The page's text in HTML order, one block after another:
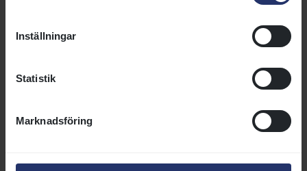
Inställningar
Statistik
Marknadsföring
Ingen kunde fånga Visiteur Du
Pom
Med tre kilos lärlingslättnad blev
Visiteur Du Pom
svårfångad i handicapen Elitloppet 27-29 maj. Malva
Blademo sände tidigt fram Alice Elmerskogs valack till
ledningen och från den positionen släppte den elvaårige